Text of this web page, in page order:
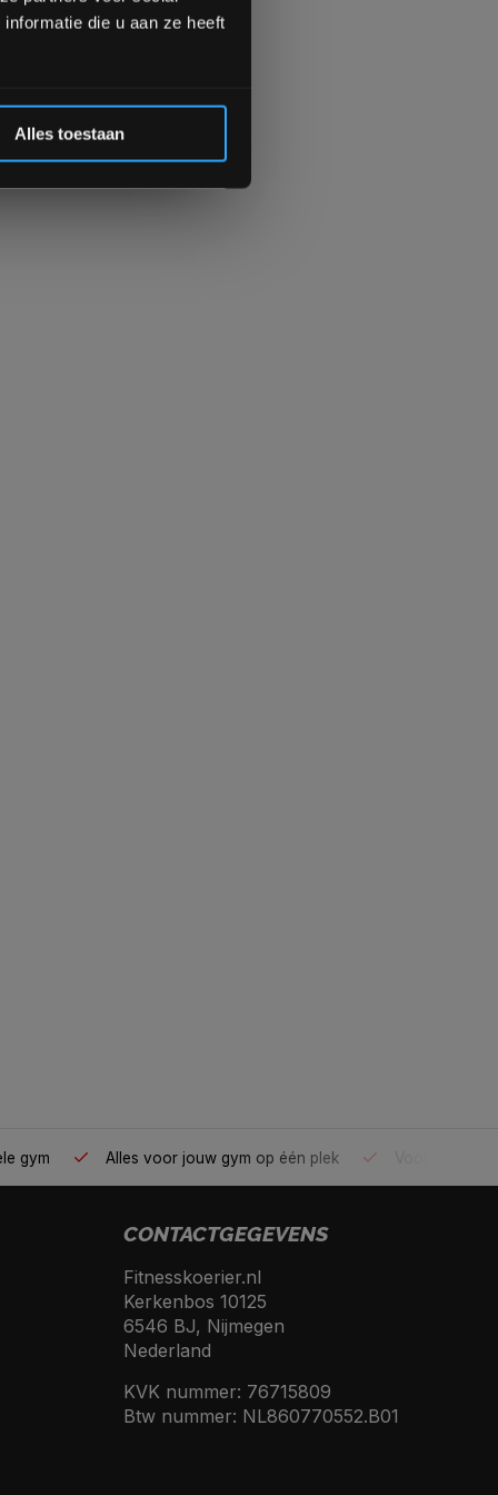
die u aan ze heeft
Alles toestaan
gym Alles voor jouw gym op één plek
CONTACTGEGEVENS
Fitnesskoerier.nl
Kerkenbos 10125
6546 BJ, Nijmegen
Nederland
KVK nummer: 76715809
Btw nummer: NL860770552.B01
Inschrijven